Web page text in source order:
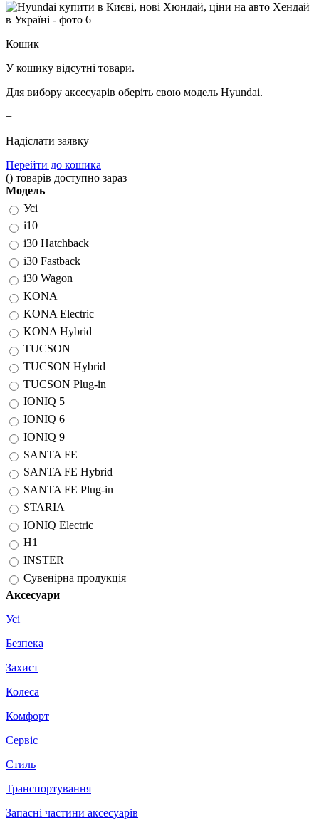
Кошик
У кошику відсутні товари.
Для вибору аксесуарів оберіть свою модель Hyundai.
+
Надіслати заявку
Перейти до кошика
() товарів доступно зараз
Модель
Усі
i10
i30 Hatchback
i30 Fastback
i30 Wagon
KONA
KONA Electric
KONA Hybrid
TUCSON
TUCSON Hybrid
TUCSON Plug-in
IONIQ 5
IONIQ 6
IONIQ 9
SANTA FE
SANTA FE Hybrid
SANTA FE Plug-in
STARIA
IONIQ Electric
H1
INSTER
Сувенірна продукція
Аксесуари
Усі
Безпека
Захист
Колеса
Комфорт
Сервіс
Стиль
Транспортування
Запасні частини аксесуарів